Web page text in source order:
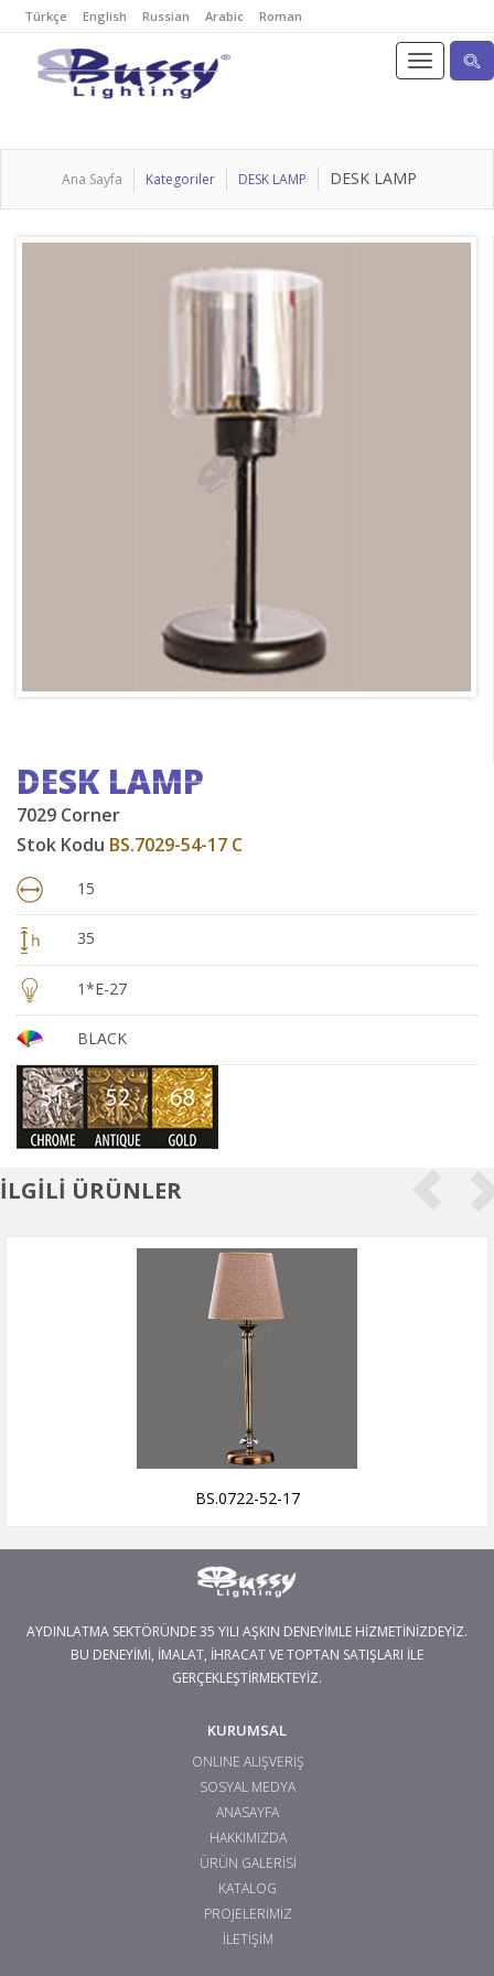
Türkçe English Russian Arabic Roman
Ana Sayfa Kategoriler DESK LAMP DESK LAMP
DESK LAMP
7029 Corner
Stok Kodu BS.7029-54-17 C
15
35
1*E-27
BLACK
İLGİLİ ÜRÜNLER
BS.0722-52-17
AYDINLATMA SEKTÖRÜNDE 35 YILI AŞKIN DENEYİMLE HİZMETİNİZDEYİZ.
BU DENEYİMİ, İMALAT, İHRACAT VE TOPTAN SATIŞLARI İLE
GERÇEKLEŞTİRMEKTEYİZ.
KURUMSAL
ONLINE ALIŞVERİŞ
SOSYAL MEDYA
ANASAYFA
HAKKIMIZDA
ÜRÜN GALERİSİ
KATALOG
PROJELERİMİZ
İLETİŞİM